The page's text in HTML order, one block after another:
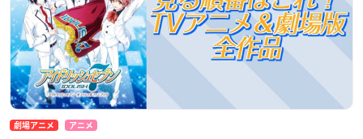
劇場アニメ アニメ